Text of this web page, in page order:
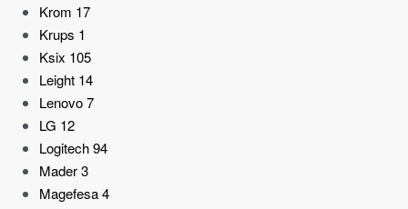
Krom 17
Krups 1
Ksix 105
Leight 14
Lenovo7
LG 12
Logitech94
Mader3
Magefesa4